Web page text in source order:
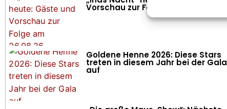
Vorschau zur Folge am 06.08.26
Goldene Henne 2026: Diese Stars
treten in diesem Jahr bei der Gala
auf